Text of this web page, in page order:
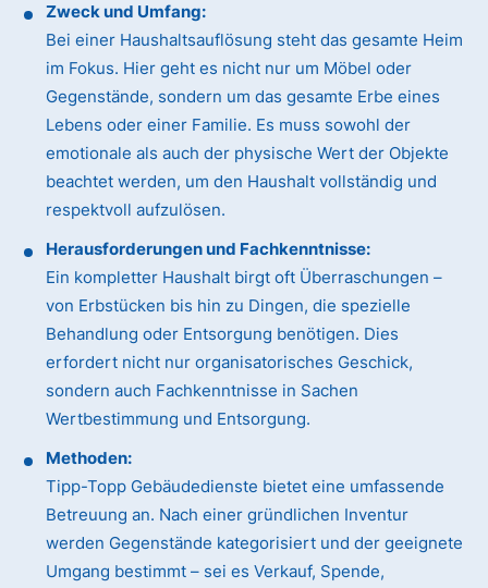
Zweck und Umfang:
Bei einer Haushaltsauflösung steht das gesamte Heim
im Fokus. Hier geht es nicht nur um Möbel oder
Gegenstände, sondern um das gesamte Erbe eines
Lebens oder einer Familie. Es muss sowohl der
emotionale als auch der physische Wert der Objekte
beachtet werden, um den Haushalt vollständig und
respektvoll aufzulösen.
Herausforderungen und Fachkenntnisse:
Ein kompletter Haushalt birgt oft Überraschungen –
von Erbstücken bis hin zu Dingen, die spezielle
Behandlung oder Entsorgung benötigen. Dies
erfordert nicht nur organisatorisches Geschick,
sondern auch Fachkenntnisse in Sachen
Wertbestimmung und Entsorgung.
Methoden:
Tipp-Topp Gebäudedienste bietet eine umfassende
Betreuung an. Nach einer gründlichen Inventur
werden Gegenstände kategorisiert und der geeignete
Umgang bestimmt – sei es Verkauf, Spende,